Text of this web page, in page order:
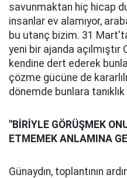
savunmaktan hiç hicap
insanlar ev alamıyor,
bu utanç bizim. 31
yeni bir ajanda açılmıştır
kendine dert ederek
çözme gücüne de
dönemde bunlara
"BİRİYLE GÖRÜŞMEK
ETMEMEK ANLAMINA
Günaydın, toplantının